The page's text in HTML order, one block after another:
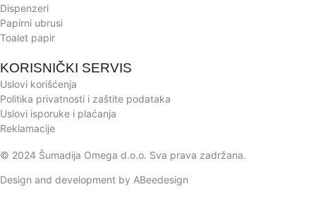
Dispenzeri
Papirni ubrusi
Toalet papir
KORISNIČKI SERVIS
Uslovi korišćenja
Politika privatnosti i zaštite podataka
Uslovi isporuke i plaćanja
Reklamacije
© 2024 Šumadija Omega d.o.o. Sva prava zadržana.
Design and development by ABeedesign